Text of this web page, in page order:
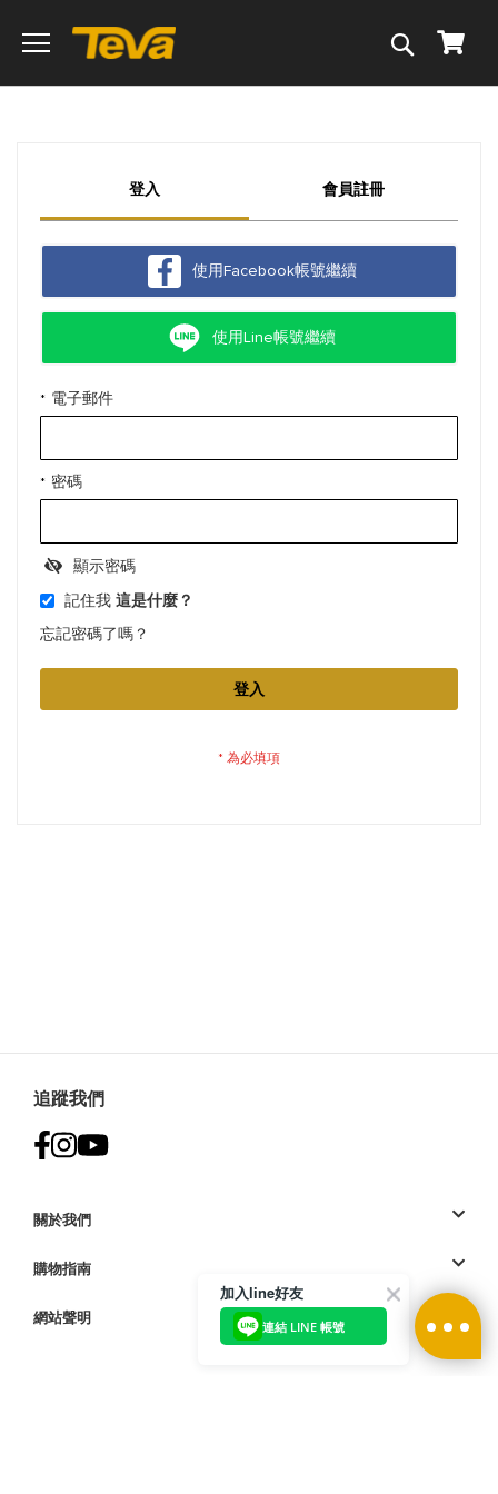
搜
我
登入 會員註冊
使用Facebook帳號繼續
使用Line帳號繼續
電子郵件
密碼
顯示密碼
記住我 這是什麼？
忘記密碼了嗎？
登入
追蹤我們
關於我們
購物指南
網站聲明
加入line好友
連結 LINE 帳號